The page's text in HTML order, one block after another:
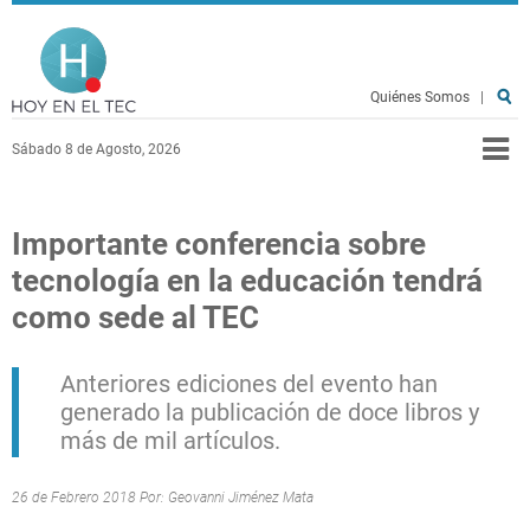
Pasar al contenido principal
Sábado 8 de Agosto, 2026
Quiénes Somos
Importante conferencia sobre
tecnología en la educación tendrá
como sede al TEC
Anteriores ediciones del evento han
generado la publicación de doce libros y
más de mil artículos.
26 de Febrero 2018 Por: Geovanni Jiménez Mata